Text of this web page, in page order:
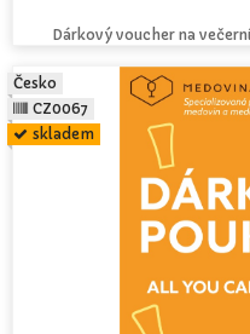
Dárkový voucher na
Česko
CZ0067
skladem